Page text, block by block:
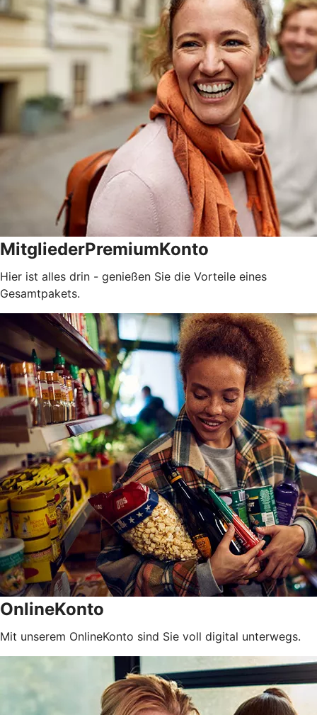
MitgliederPremiumKonto
Hier ist alles drin - genießen Sie die Vorteile eines
Gesamtpakets.
OnlineKonto
Mit unserem OnlineKonto sind Sie voll digital unterwegs.